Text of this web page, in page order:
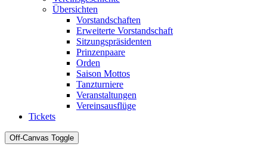
Übersichten
Vorstandschaften
Erweiterte Vorstandschaft
Sitzungspräsidenten
Prinzenpaare
Orden
Saison Mottos
Tanzturniere
Veranstaltungen
Vereinsausflüge
Tickets
Off-Canvas Toggle